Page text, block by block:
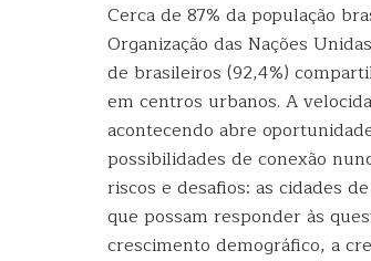
Cerca de 87% da população
Organização das Nações
de brasileiros (92,4%)
em centros urbanos. A
acontecendo abre
possibilidades de conexão
riscos e desafios: as cidades
que possam responder às
crescimento demográfico, a